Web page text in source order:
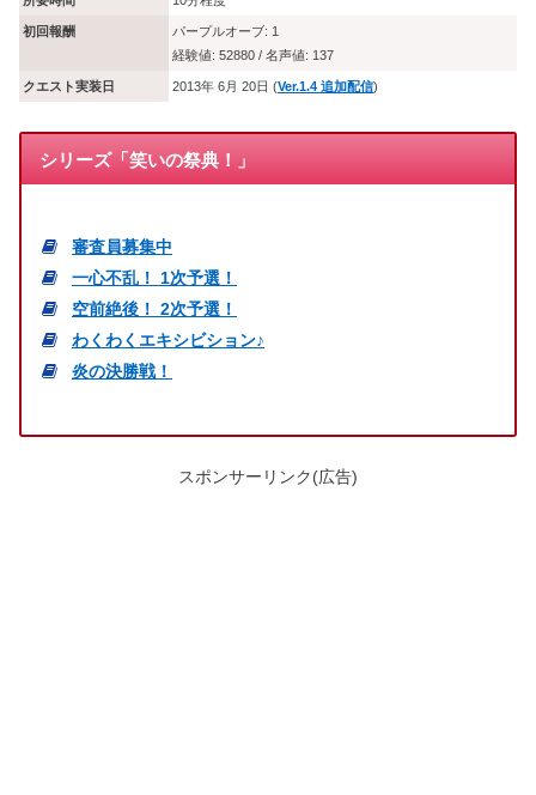
初回報酬
パープルオーブ: 1
経験値: 52880 / 名声値: 137
クエスト実装日 2013年 6月 20日 (Ver.1.4 追加配信)
シリーズ「笑いの祭典！」
審査員募集中
一心不乱！ 1次予選！
空前絶後！ 2次予選！
わくわくエキシビション♪
炎の決勝戦！
スポンサーリンク(広告)